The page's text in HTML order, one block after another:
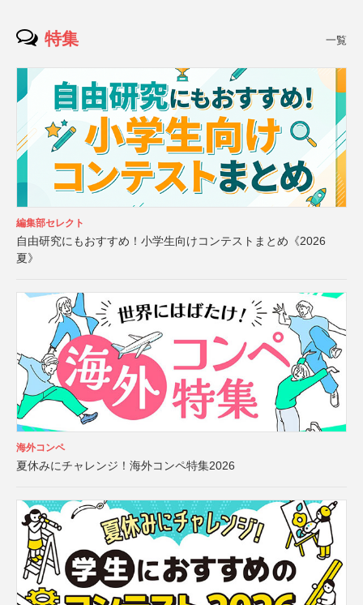
特集 一覧
編集部セレクト
自由研究にもおすすめ！小学生向けコンテストまとめ《2026
夏》
海外コンペ
夏休みにチャレンジ！海外コンペ特集2026